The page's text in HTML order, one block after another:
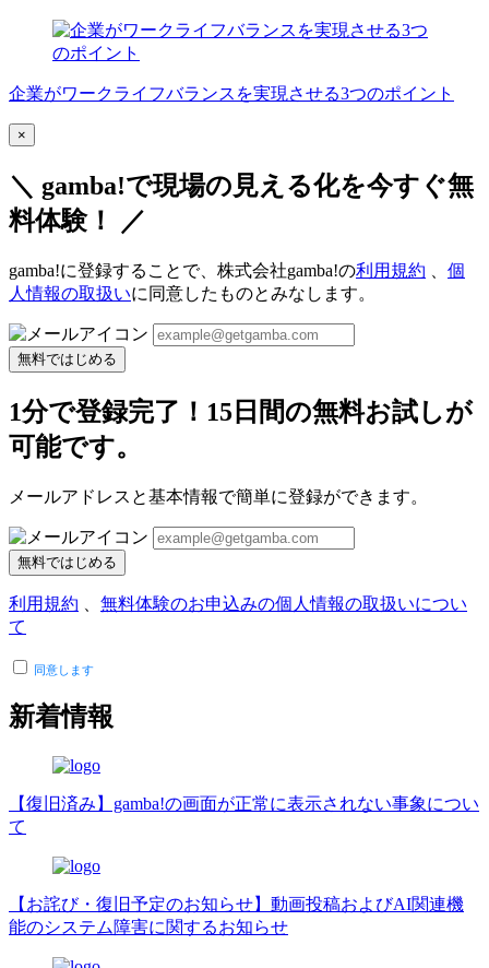
企業がワークライフバランスを実現させる3つのポイント
×
＼ gamba!で現場の見える化を今すぐ無
料体験！ ／
gamba!に登録することで、株式会社gamba!の利用規約
個
人情報の取扱いに同意したものとみなします。
無料ではじめる
1分で登録完了！15日間の無料お試しが
可能です。
メールアドレスと基本情報で簡単に登録ができます。
無料ではじめる
利用規約
無料体験のお申込みの個人情報の取扱いについ
て
同意します
新着情報
【復旧済み】gamba!の画面が正常に表示されない事象につい
て
【お詫び・復旧予定のお知らせ】動画投稿およびAI関連機
能のシステム障害に関するお知らせ